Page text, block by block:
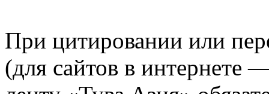
При цитировании или
(для сайтов в интернете